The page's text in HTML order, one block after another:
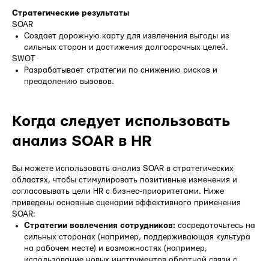
Стратегические результаты
SOAR
Создает дорожную карту для извлечения выгоды из
сильных сторон и достижения долгосрочных целей.
SWOT
Разрабатывает стратегии по снижению рисков и
преодолению вызовов.
Когда следует использовать
анализ SOAR в HR
Вы можете использовать анализ SOAR в стратегических
областях, чтобы стимулировать позитивные изменения и
согласовывать цели HR с бизнес-приоритетами. Ниже
приведены основные сценарии эффективного применения
SOAR:
Стратегии вовлечения сотрудников: сосредоточьтесь на
сильных сторонах (например, поддерживающая культура
на рабочем месте) и возможностях (например,